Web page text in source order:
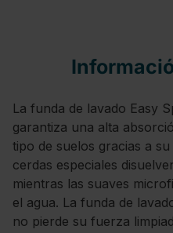
La funda de lavado Easy
garantiza una alta
tipo de suelos gracias a
cerdas especiales
mientras las suaves
el agua. La funda de
no pierde su fuerza